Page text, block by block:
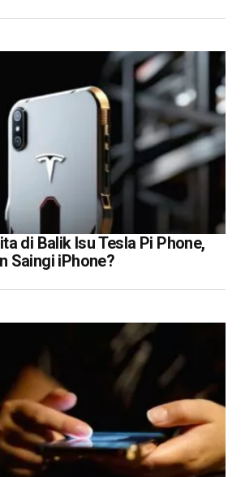
di Balik Isu Tesla Pi Phone,
Saingi iPhone?